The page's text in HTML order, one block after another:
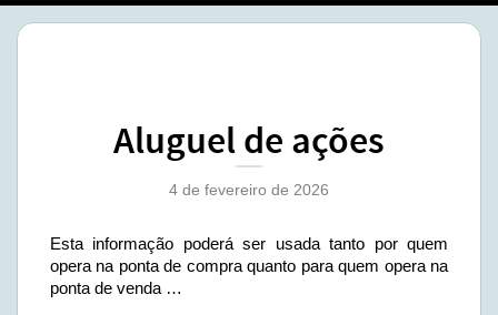
Aluguel de ações
4 de fevereiro de 2026
Esta informação poderá ser usada tanto por quem
opera na ponta de compra quanto para quem opera na
ponta de venda …